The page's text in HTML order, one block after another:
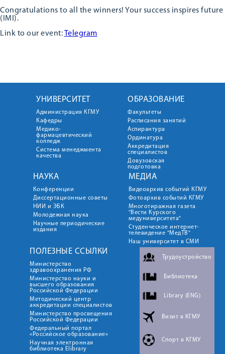
Congratulations to all the winners! Your success inspires
(IMI).
Link to our event:Telegram
УНИВЕРСИТЕТ
Администрация КГМУ
Кафедры
Медико-
фармацевтический
колледж
Система менеджмента
качества
ОБРАЗОВАНИЕ
Факультеты
Расписания занятий
Аспирантура
Ординатура
Аккредитация
специалистов
Довузовская
подготовка
НАУКА
Конференции
Диссертационные советы
НИИ и ЭБК
Молодежная наука
Научные периодические
издания
МЕДИА
Видеоархив событий КГМУ
Фотоархив событий КГМУ
Многотиражная газета
"Вести Курского
медуниверситета"
Студенческое интернет-
телевидение "МедТВ"
Наш университет в СМИ
ПОЛЕЗНЫЕ ССЫЛКИ
Министерство
здравоохранения РФ
Министерство науки и
высшего образования
Российской Федерации
Методический центр
аккредитации специалистов
Министерство просвещения
Российской Федерации
Федеральный портал
«Российское образование»
Научная электронная
библиотека Elibrary
Трудоустройство
Библиотека
Library (ENG)
Визит в КГМУ
Спорт в КГМУ